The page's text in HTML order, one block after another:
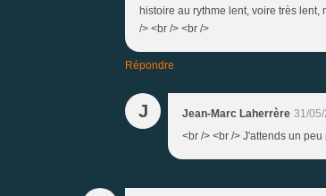
histoire au rythme lent, voire très
/> <br /> <br />
Répondre
J Jean-Marc Laherrère 31/
<br /> <br /> J'attends un